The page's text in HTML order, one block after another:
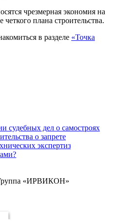
чрезмерная экономия на
четкого плана строительства.
в разделе «Точка
судебных дел о самостроях
о запрете
экспертиз
Группа «ИРВИКОН»